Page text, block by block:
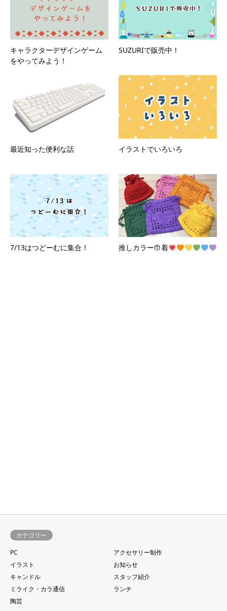
キャラクターデザインゲーム
をやってみよう！
SUZURIで販売中！
最近知った便利な話 イラストでいろいろ
7/13はつどーむに集合！ 推しカラー巾着
カテゴリー
PC
アクセサリー制作
イラスト
お知らせ
キャンドル
スタッフ紹介
ミライク・カラ通信
ランチ
陶芸